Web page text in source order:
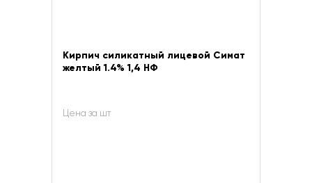
Кирпич силикатный лицевой Симат
желтый 1.4% 1,4 НФ
Цена за шт